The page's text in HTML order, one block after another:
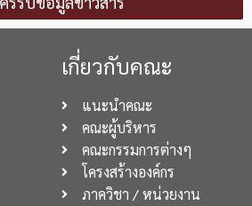
เกี่ยวกับคณะ
แนะนำคณะ
คณะผู้บริหาร
คณะกรรมการต่างๆ
โครงสร้างองค์กร
ภาควิชา / หน่วยงาน